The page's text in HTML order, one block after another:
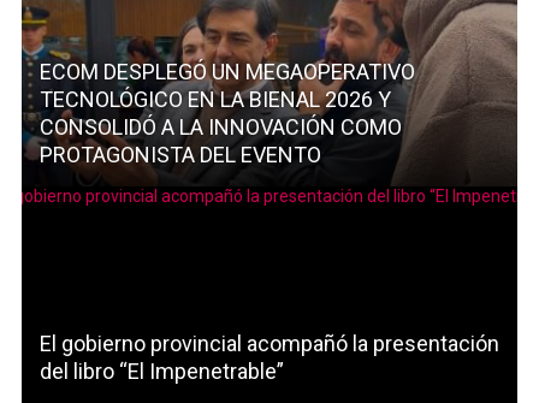
ECOM DESPLEGÓ UN MEGAOPERATIVO
TECNOLÓGICO EN LA BIENAL 2026 Y
CONSOLIDÓ A LA INNOVACIÓN COMO
PROTAGONISTA DEL EVENTO
El gobierno provincial acompañó la presentación
del libro “El Impenetrable”